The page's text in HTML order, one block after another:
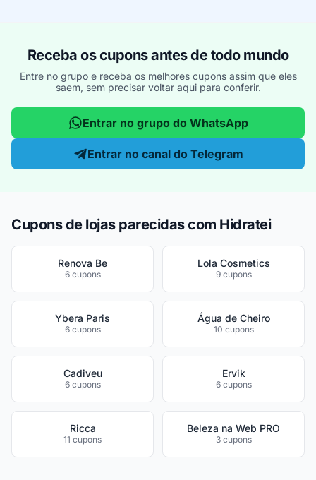
Receba os cupons antes de todo mundo
Entre no grupo e receba os melhores cupons assim que eles
saem, sem precisar voltar aqui para conferir.
Entrar no grupo do WhatsApp
Entrar no canal do Telegram
Cupons de lojas parecidas com Hidratei
Renova Be
6 cupons
Lola Cosmetics
9 cupons
Ybera Paris
6 cupons
Água de Cheiro
10 cupons
Cadiveu
6 cupons
Ervik
6 cupons
Ricca
11 cupons
Beleza na Web PRO
3 cupons